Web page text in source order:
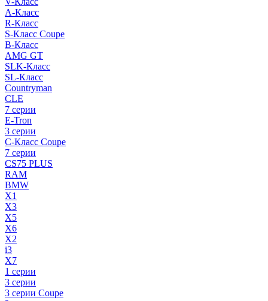
A-Класс
R-Класс
S-Класс Сoupe
B-Класс
AMG GT
SLK-Класс
SL-Класс
Countryman
CLE
7 серии
E-Tron
3 серии
C-Класс Coupe
7 серии
CS75 PLUS
RAM
BMW
X1
X3
X5
X6
X2
i3
X7
1 серии
3 серии
3 серии Coupe